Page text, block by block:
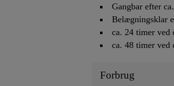
Gangbar efter
Belægningsklar
ca. 24 timer ved
ca. 48 timer ved
Forbrug